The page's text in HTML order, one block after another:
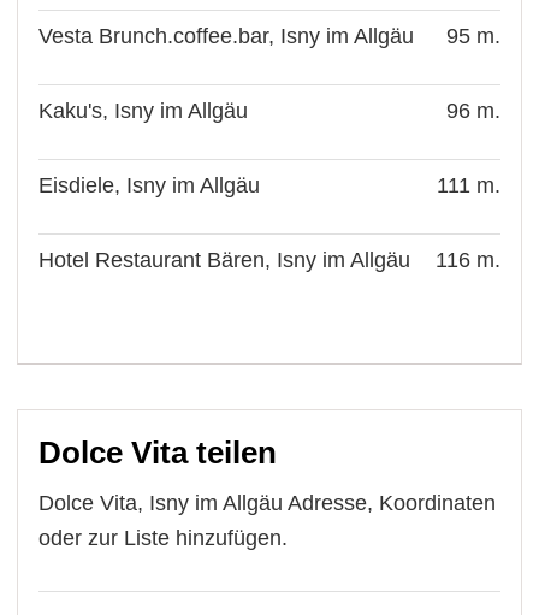
Vesta Brunch.coffee.bar, Isny im Allgäu 95 m.
Kaku's, Isny im Allgäu 96 m.
Eisdiele, Isny im Allgäu 111 m.
Hotel Restaurant Bären, Isny im Allgäu 116 m.
Dolce Vita teilen
Dolce Vita, Isny im Allgäu Adresse, Koordinaten
oder zur Liste hinzufügen.